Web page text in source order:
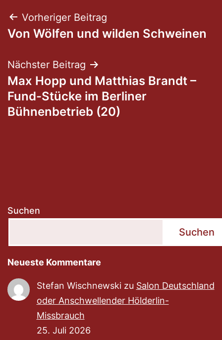
Beitragsnavigation
Vorheriger Beitrag
Von Wölfen und wilden Schweinen
Nächster Beitrag
Max Hopp und Matthias Brandt –
Fund-Stücke im Berliner
Bühnenbetrieb (20)
Suchen
Suchen
Neueste Kommentare
Stefan Wischnewski zu Salon Deutschland
oder Anschwellender Hölderlin-
Missbrauch
25. Juli 2026